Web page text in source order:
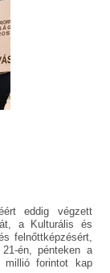
eddig végzett
a Kulturális és
felnőttképzésért,
én, pénteken a
millió forintot kap